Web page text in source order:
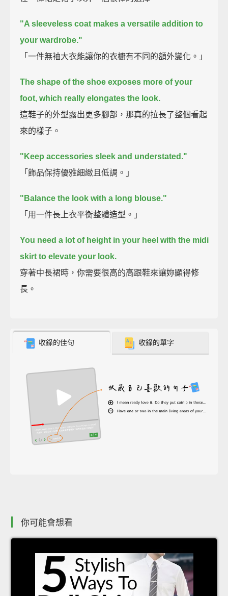
"A sleeveless coat makes a versatile addition to
your wardrobe."
「一件無袖大衣能讓你的衣櫥有不同的額外變化。」
The shape of the shoe exposes more of your
foot, which really elongates the look.
這鞋子的外型露出更多腳部，那真的拉長了整個看起
來的樣子。
"Keep accessories sleek and understated."
「飾品保持優雅細緻且低調。」
"Balance the look with a long blouse."
「用一件長上衣平衡整體造型。」
You need a lot of height in your heel with the midi
skirt to elevate your look.
穿著中長裙時，你需要很高的高跟鞋來讓妳顯得修
長。
收錄的佳句 收錄的單字
你可能會想看